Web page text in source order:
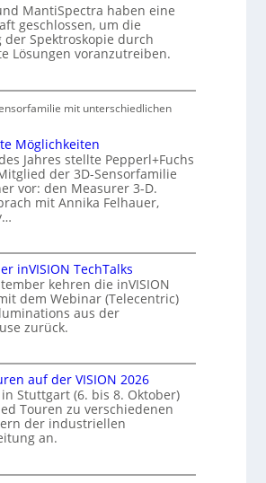
MantiSpectra haben eine
geschlossen, um die
der Spektroskopie durch
Lösungen voranzutreiben.
mit unterschiedlichen
Möglichkeiten
Jahres stellte Pepperl+Fuchs
der 3D-Sensorfamilie
vor: den Measurer 3-D.
mit Annika Felhauer,
inVISION TechTalks
kehren die inVISION
dem Webinar (Telecentric)
aus der
zurück.
auf der VISION 2026
in Stuttgart (6. bis 8. Oktober)
Touren zu verschiedenen
der industriellen
an.